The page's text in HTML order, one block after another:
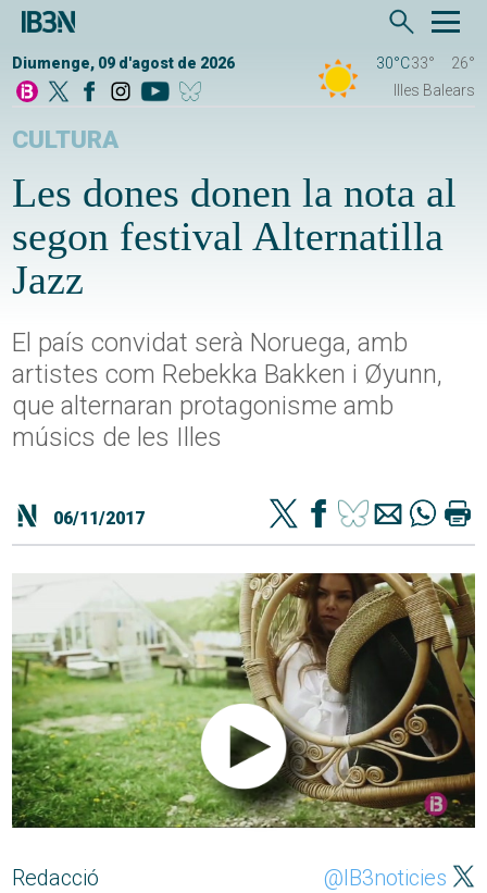
Diumenge, 09 d'agost de 2026 30°C33°
26°
Illes Balears
CULTURA
Les dones donen la nota al
segon festival Alternatilla
Jazz
El país convidat serà Noruega, amb
artistes com Rebekka Bakken i Øyunn,
que alternaran protagonisme amb
músics de les Illes
06/11/2017
Redacció @IB3noticies